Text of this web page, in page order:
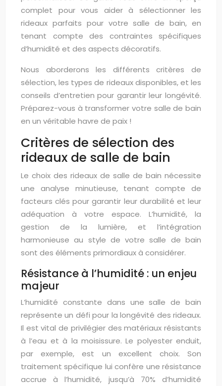
complet pour vous aider à sélectionner les
rideaux parfaits pour votre salle de bain, en
tenant compte des contraintes spécifiques
d’humidité et des aspects décoratifs.
Nous aborderons les différents critères de
sélection, les types de rideaux disponibles, et les
conseils d’entretien pour garantir leur longévité.
Préparez-vous à transformer votre salle de bain
en un véritable havre de paix !
Critères de sélection des
rideaux de salle de bain
Le choix des rideaux de salle de bain nécessite
une analyse minutieuse, tenant compte de
facteurs clés pour garantir leur durabilité et leur
adéquation à votre espace. L’humidité, la
gestion de la lumière, et l’intégration
harmonieuse au style de votre salle de bain
sont des éléments primordiaux à considérer.
Résistance à l’humidité : un enjeu
majeur
L’humidité constante dans une salle de bain
représente un défi pour la longévité des rideaux.
Il est vital de privilégier des matériaux résistants
à l’eau et à la moisissure. Le polyester enduit,
par exemple, est un excellent choix. Son
traitement spécifique lui confère une résistance
accrue à l’humidité, jusqu’à 70% d’humidité